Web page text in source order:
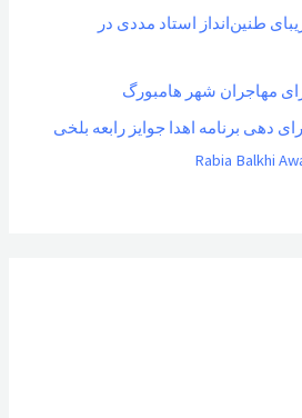
طنین‌انداز استاد مددی در
مهاجران شهر هامبورگ
دهی برنامه اهدا جوایز رابعه بلخی
Rabia Balkhi